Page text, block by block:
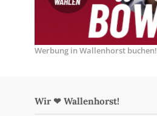
Werbung in Wallenhorst buchen!
Wir ❤ Wallenhorst!